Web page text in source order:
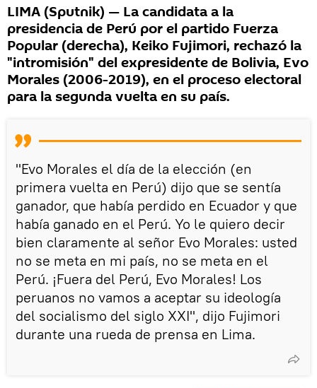
LIMA (Sputnik) — La candidata a la
presidencia de Perú por el partido Fuerza
Popular (derecha), Keiko Fujimori, rechazó la
"intromisión" del expresidente de Bolivia, Evo
Morales (2006-2019), en el proceso electoral
para la segunda vuelta en su país.
"Evo Morales el día de la elección (en
primera vuelta en Perú) dijo que se sentía
ganador, que había perdido en Ecuador y que
había ganado en el Perú. Yo le quiero decir
bien claramente al señor Evo Morales: usted
no se meta en mi país, no se meta en el
Perú. ¡Fuera del Perú, Evo Morales! Los
peruanos no vamos a aceptar su ideología
del socialismo del siglo XXI", dijo Fujimori
durante una rueda de prensa en Lima.